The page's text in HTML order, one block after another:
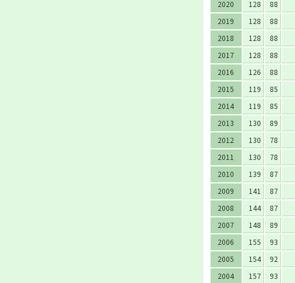
2020
128 88
2019
128 88
2018
128 88
2017
128 88
2016
126 88
2015
119 85
2014
119 85
2013
130 89
2012
130 78
2011
130 78
2010
139 87
2009
141 87
2008
144 87
2007
148 89
2006
155 93
2005
154 92
2004
157 93